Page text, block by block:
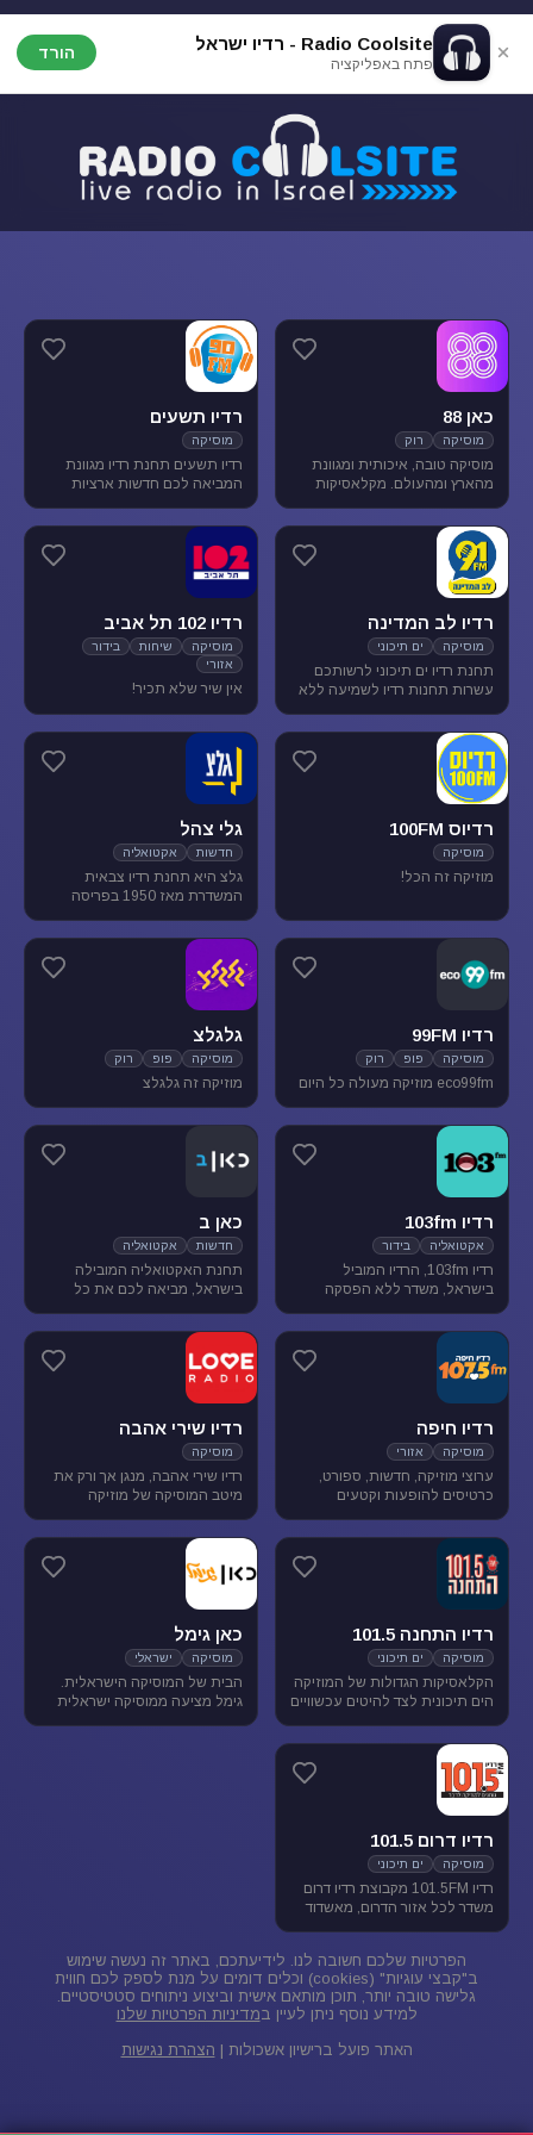
Radio Coolsite - רדיו ישראל
פתח באפליקציה
הורד
כאן 88
מוסיקה רוק
מוסיקה טובה, איכותית ומגוונת
מהארץ ומהעולם. מקלאסיקות
בארץ ובעולם ועד ג'אז, אלטרנטיב,
מוסיקת עולם ובלוז.
רדיו תשעים
מוסיקה
רדיו תשעים תחנת רדיו מגוונת
המביאה לכם חדשות ארציות
ופנאי וכמובן מוסיקה מגוונת
להנאת המאזינים
רדיו לב המדינה
מוסיקה ים תיכוני
תחנת רדיו ים תיכוני לרשותכם
עשרות תחנות רדיו לשמיעה ללא
ים תיכונית, מוסיקה לפי שפות
רדיו 102 תל אביב
מוסיקה שיחות
בידור
אזורי
אין שיר שלא תכיר!
רדיוס 100FM
מוסיקה
מוזיקה זה הכל!
גלי צהל
חדשות אקטואליה
גלצ היא תחנת רדיו צבאית
המשדרת מאז 1950 בפריסה
חדשות, תכניות אקטואליה
ותרבות, מוזיקה ועוד.
רדיו 99FM
מוסיקה פופ רוק
eco99fm מוזיקה מעולה כל היום
גלגלצ
מוסיקה פופ רוק
מוזיקה זה גלגלצ
רדיו 103fm
אקטואליה בידור
רדיו 103fm, הרדיו המוביל
בישראל, משדר ללא הפסקה
וסאטירה, עם מיטב המגישים
והעיתונאים
כאן ב
חדשות אקטואליה
תחנת האקטואליה המובילה
בישראל, מביאה לכם את כל
והפרשנויות, של האירועים שעל
סדר היום הישראלי.
רדיו חיפה
מוסיקה אזורי
ערוצי מוזיקה, חדשות, ספורט,
כרטיסים להופעות וקטעים
רדיו שירי אהבה
מוסיקה
רדיו שירי אהבה, מנגן אך ורק את
מיטב המוסיקה של מוזיקה
והלהקות הטובות של שנות ה-80-
רדיו התחנה 101.5
מוסיקה ים תיכוני
הקלאסיקות הגדולות של המוזיקה
הים תיכונית לצד להיטים עכשוויים
בתדר 101.5 באיזור הצפון.
כאן גימל
מוסיקה ישראלי
הבית של המוסיקה הישראלית.
גימל מציעה ממוסיקה ישראלית
רדיו דרום 101.5
מוסיקה ים תיכוני
רדיו 101.5FM מקבוצת רדיו דרום
משדר לכל אזור הדרום, מאשדוד
הפרטיות שלכם חשובה לנו. לידיעתכם, באתר זה נעשה שימוש
ב"קבצי עוגיות" (cookies) וכלים דומים על מנת לספק לכם חווית
גלישה טובה יותר, תוכן מותאם אישית וביצוע ניתוחים סטטיסטיים.
למידע נוסף ניתן לעיין במדיניות הפרטיות שלנו
האתר פועל ברישיון אשכולות | הצהרת נגישות